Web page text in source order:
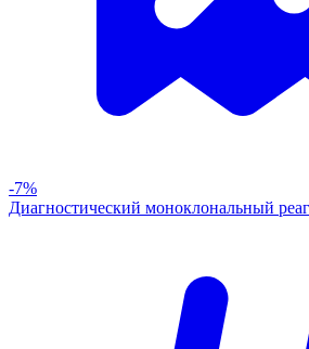
-7%
Диагностический моноклональный